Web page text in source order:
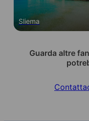
Sliema
Guarda altre